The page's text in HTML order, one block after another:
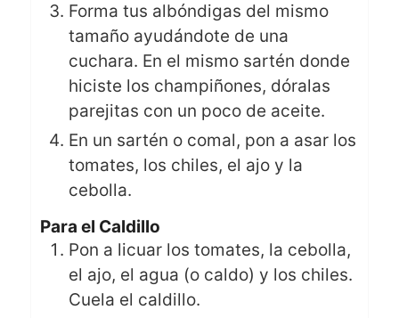
Forma tus albóndigas del mismo
tamaño ayudándote de una
cuchara. En el mismo sartén donde
hiciste los champiñones, dóralas
parejitas con un poco de aceite.
En un sartén o comal, pon a asar los
tomates, los chiles, el ajo y la
cebolla.
Para el Caldillo
Pon a licuar los tomates, la cebolla,
el ajo, el agua (o caldo) y los chiles.
Cuela el caldillo.